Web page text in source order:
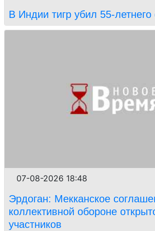
В Индии тигр убил 55-
07-08-2026 18:48
Эрдоган: Мекканское
коллективной обороне
участников